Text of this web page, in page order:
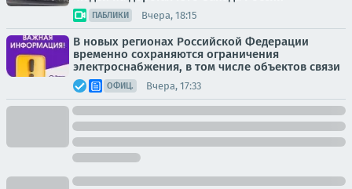
ПАБЛИКИ Вчера, 18:15
В новых регионах Российской Федерации
временно сохраняются ограничения
электроснабжения, в том числе объектов связи
ОФИЦ. Вчера, 17:33